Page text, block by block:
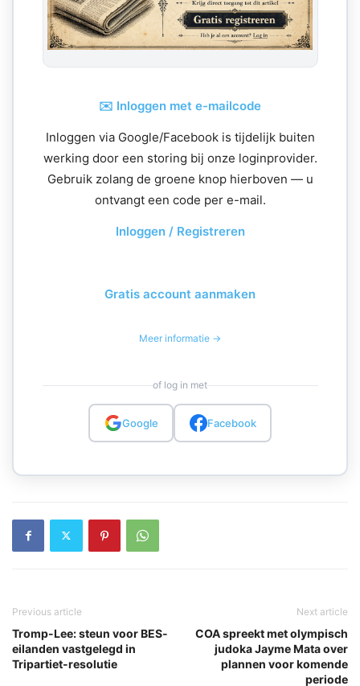
✉️ Inloggen met e-mailcode
Inloggen via Google/Facebook is tijdelijk buiten
werking door een storing bij onze loginprovider.
Gebruik zolang de groene knop hierboven — u
ontvangt een code per e-mail.
Inloggen / Registreren
Gratis account aanmaken
Meer informatie →
of log in met
Google Facebook
Previous article
Tromp-Lee: steun voor BES-
eilanden vastgelegd in
Tripartiet-resolutie
Next article
COA spreekt met olympisch
judoka Jayme Mata over
plannen voor komende
periode